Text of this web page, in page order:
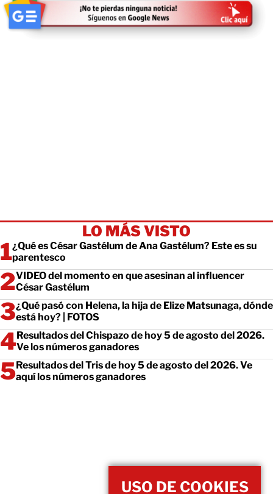
LO MÁS VISTO
¿Qué es César Gastélum de Ana Gastélum? Este es su
parentesco
VIDEO del momento en que asesinan al influencer
César Gastélum
¿Qué pasó con Helena, la hija de Elize Matsunaga, dónde
está hoy? | FOTOS
Resultados del Chispazo de hoy 5 de agosto del 2026.
Ve los números ganadores
Resultados del Tris de hoy 5 de agosto del 2026. Ve
aquí los números ganadores
USO DE COOKIES